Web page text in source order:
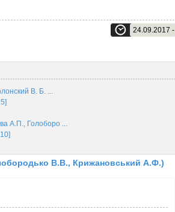
24.09.2017 -
В. Б. ...
А.П., Голоборо ...
В.В., Крижановський А.Ф.)